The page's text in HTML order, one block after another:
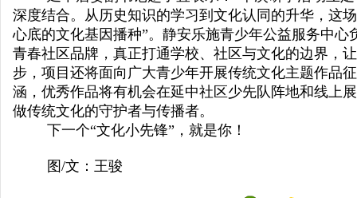
深度结合。从历史知识的学习到文化认同的升华，这
心底的文化基因播种”。静安乐施青少年公益服务中心
青春社区品牌，真正打通学校、社区与文化的边界，
步，项目还将面向广大青少年开展传统文化主题作品
涵，优秀作品将有机会在延中社区少先队阵地和线上
做传统文化的守护者与传播者。
下一个“文化小先锋”，就是你！
图/文：王骏